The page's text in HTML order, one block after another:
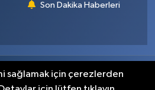
Son Dakika Haberleri
Gizlilik Sözleşmesi
sağlamak için çerezlerden